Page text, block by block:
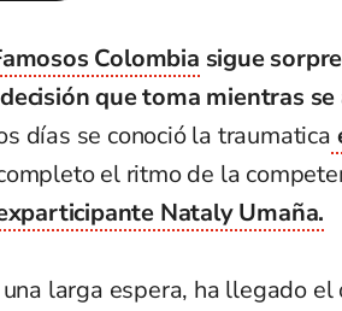
Colombia sigue
que toma mientras
días se conoció la traumatica
el ritmo de la
Nataly Umaña.
larga espera, ha llegado